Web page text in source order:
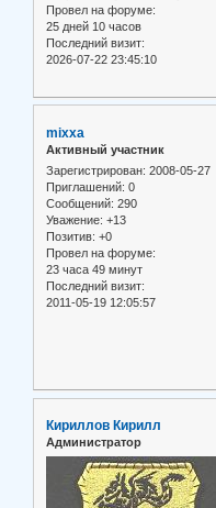
Провел на форуме:
25 дней 10 часов
Последний визит:
2026-07-22 23:45:10
mixxa
Активный участник
Зарегистрирован: 2008-05-27
Приглашений: 0
Сообщений: 290
Уважение: +13
Позитив: +0
Провел на форуме:
23 часа 49 минут
Последний визит:
2011-05-19 12:05:57
Кириллов Кирилл
Администратор